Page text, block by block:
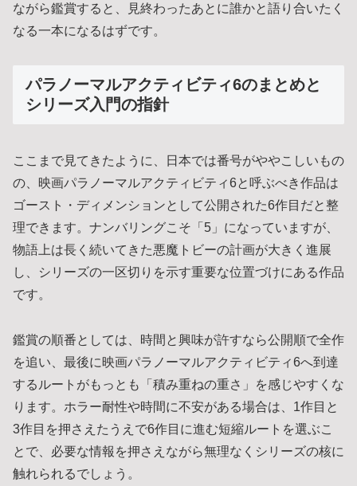
ながら鑑賞すると、見終わったあとに誰かと語り合いたく
なる一本になるはずです。
パラノーマルアクティビティ6のまとめと
シリーズ入門の指針
ここまで見てきたように、日本では番号がややこしいもの
の、映画パラノーマルアクティビティ6と呼ぶべき作品は
ゴースト・ディメンションとして公開された6作目だと整
理できます。ナンバリングこそ「5」になっていますが、
物語上は長く続いてきた悪魔トビーの計画が大きく進展
し、シリーズの一区切りを示す重要な位置づけにある作品
です。
鑑賞の順番としては、時間と興味が許すなら公開順で全作
を追い、最後に映画パラノーマルアクティビティ6へ到達
するルートがもっとも「積み重ねの重さ」を感じやすくな
ります。ホラー耐性や時間に不安がある場合は、1作目と
3作目を押さえたうえで6作目に進む短縮ルートを選ぶこ
とで、必要な情報を押さえながら無理なくシリーズの核に
触れられるでしょう。